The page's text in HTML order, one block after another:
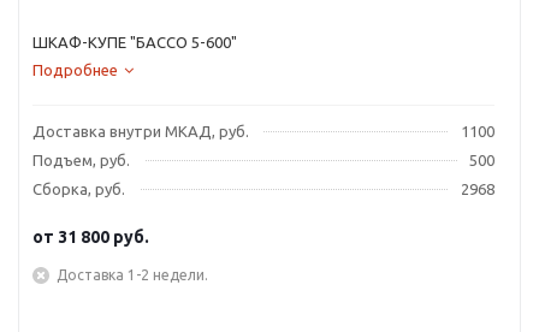
ШКАФ-КУПЕ "БАССО 5-600"
Подробнее
Доставка внутри МКАД, руб.
1100
Подъем, руб.
500
Сборка, руб.
2968
от 31 800 руб.
Доставка 1-2 недели.